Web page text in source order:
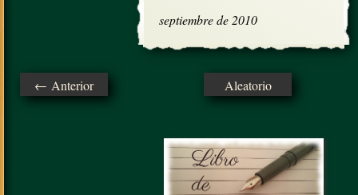
septiembre de 2010
← Anterior Aleatorio